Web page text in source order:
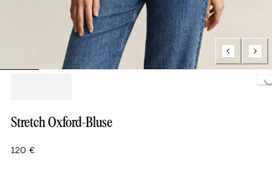
Loading...
Stretch Oxford-Bluse
120 €